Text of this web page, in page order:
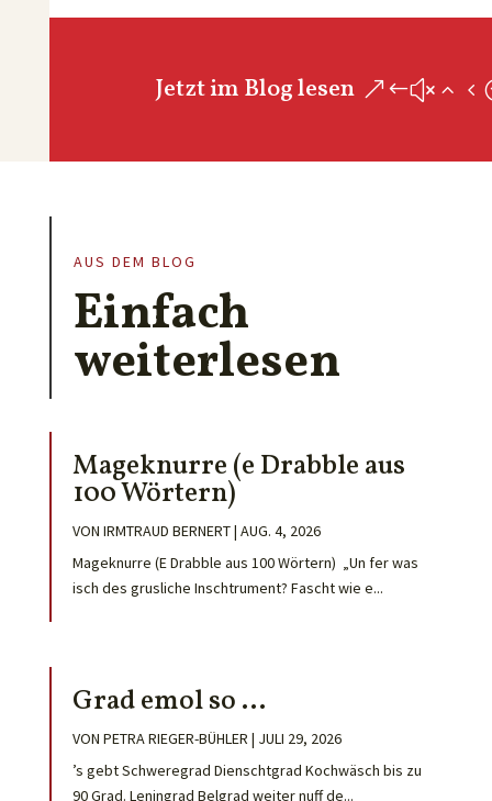
Jetzt im Blog lesen
AUS DEM BLOG
Einfach
weiterlesen
Mageknurre (e Drabble aus
100 Wörtern)
VON IRMTRAUD BERNERT| AUG. 4, 2026
Mageknurre (E Drabble aus 100 Wörtern) „Un fer was
isch des grusliche Inschtrument? Fascht wie e...
Grad emol so …
VON PETRA RIEGER-BÜHLER | JULI 29, 2026
’s gebt Schweregrad Dienschtgrad Kochwäsch bis zu
90 Grad. Leningrad Belgrad weiter nuff de...